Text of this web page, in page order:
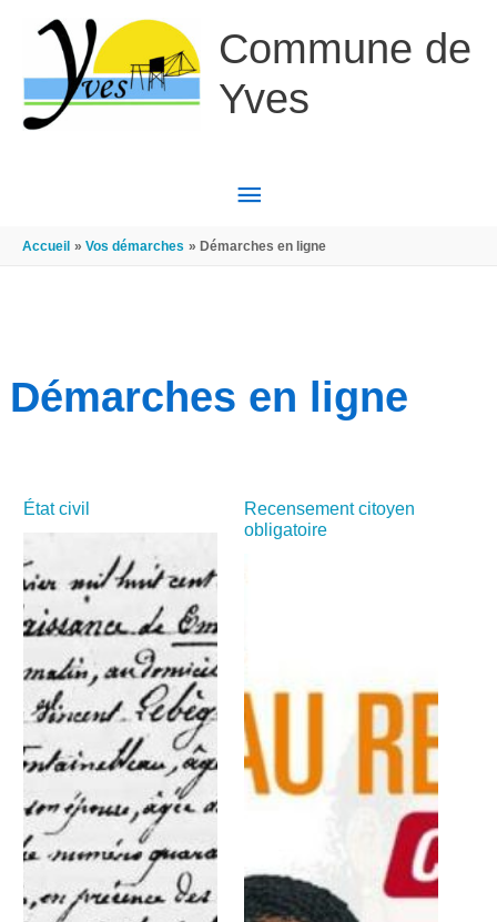
Commune de
Yves
MENU
PRINCIPAL
Accueil Vos démarches Démarches en ligne
Démarches en ligne
État civil
Recensement citoyen
obligatoire